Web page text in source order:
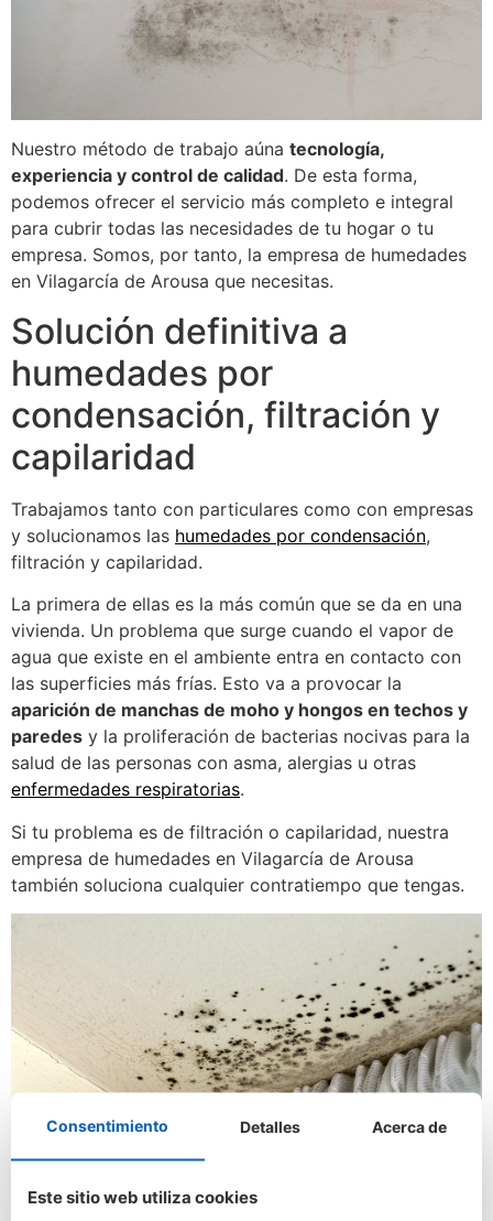
Nuestro método de trabajo aúna tecnología,
experiencia y control de calidad. De esta forma,
podemos ofrecer el servicio más completo e integral
para cubrir todas las necesidades de tu hogar o tu
empresa. Somos, por tanto, la empresa de humedades
en Vilagarcía de Arousa que necesitas.
Solución definitiva a
humedades por
condensación, filtración y
capilaridad
Trabajamos tanto con particulares como con empresas
y solucionamos las humedades por condensación,
filtración y capilaridad.
La primera de ellas es la más común que se da en una
vivienda. Un problema que surge cuando el vapor de
agua que existe en el ambiente entra en contacto con
las superficies más frías. Esto va a provocar la
aparición de manchas de moho y hongos en techos y
paredes y la proliferación de bacterias nocivas para la
salud de las personas con asma, alergias u otras
enfermedades respiratorias.
Si tu problema es de filtración o capilaridad, nuestra
empresa de humedades en Vilagarcía de Arousa
también soluciona cualquier contratiempo que tengas.
Consentimiento Detalles Acerca de
Este sitio web utiliza cookies